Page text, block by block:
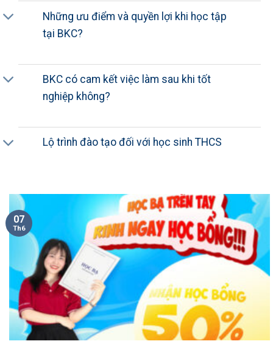
Những ưu điểm và quyền lợi khi học tập
tại BKC?
BKC có cam kết việc làm sau khi tốt
nghiệp không?
Lộ trình đào tạo đối với học sinh THCS
07
Th6